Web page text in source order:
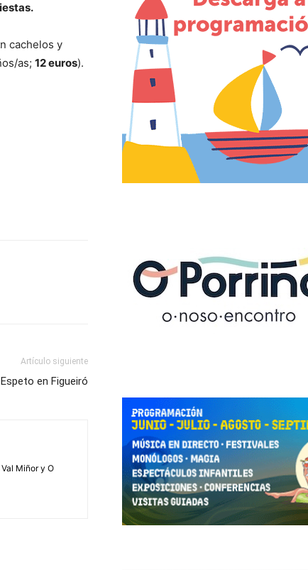
cachelos y
as; 12 euros).
Artículo siguiente
en Figueiró
Miñor y O